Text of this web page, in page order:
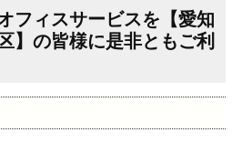
フィスサービスを【愛知
】の皆様に是非ともご利